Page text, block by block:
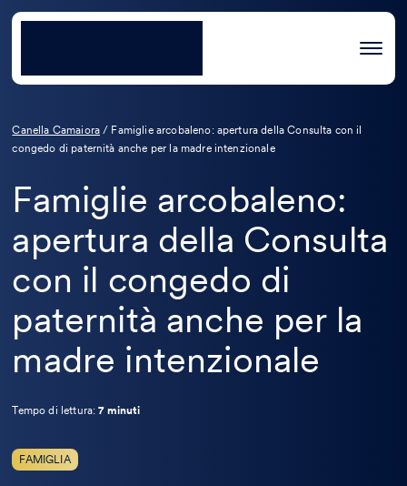
Canella Camaiora / Famiglie arcobaleno: apertura della Consulta con il
congedo di paternità anche per la madre intenzionale
Famiglie arcobaleno:
apertura della Consulta
con il congedo di
paternità anche per la
madre intenzionale
Tempo di lettura:7 minuti
FAMIGLIA